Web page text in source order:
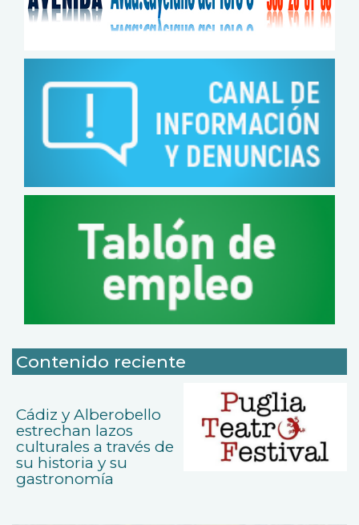
Contenido reciente
Cádiz y Alberobello
estrechan lazos
culturales a través de
su historia y su
gastronomía